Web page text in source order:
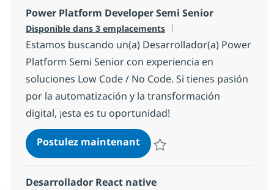
Power Platform Developer Semi Senior
Disponible dans 3 emplacements
Estamos buscando un(a) Desarrollador(a) Power
Platform Semi Senior con experiencia en
soluciones Low Code / No Code. Si tienes pasión
por la automatización y la transformación
digital, ¡esta es tu oportunidad!
Postulez maintenantPower Platform Developer
Desarrollador React native